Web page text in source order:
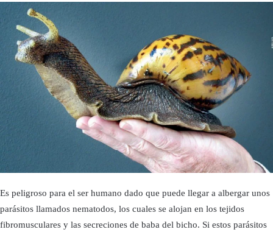
Es peligroso para el ser humano dado que puede llegar a albergar unos
parásitos llamados nematodos, los cuales se alojan en los tejidos
fibromusculares y las secreciones de baba del bicho. Si estos parásitos